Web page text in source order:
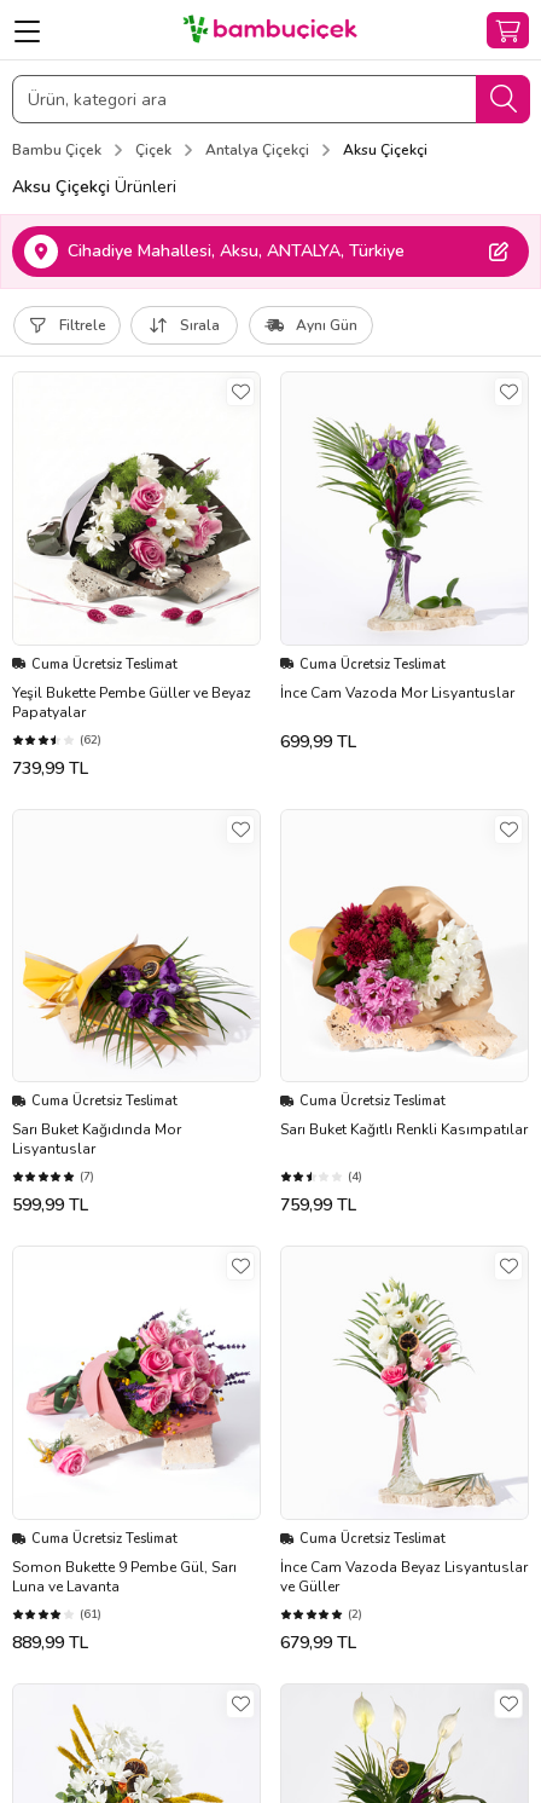
Bambu Çiçek Çiçek Antalya Çiçekçi Aksu Çiçekçi
Aksu Çiçekçi Ürünleri
Cihadiye Mahallesi, Aksu, ANTALYA, Türkiye
Filtrele Sırala Aynı Gün
Cuma Ücretsiz Teslimat
Yeşil Bukette Pembe Güller ve Beyaz
Papatyalar
(62)
739,99 TL
Cuma Ücretsiz Teslimat
İnce Cam Vazoda Mor Lisyantuslar
699,99 TL
Cuma Ücretsiz Teslimat
Sarı Buket Kağıdında Mor
Lisyantuslar
(7)
599,99 TL
Cuma Ücretsiz Teslimat
Sarı Buket Kağıtlı Renkli Kasımpatılar
(4)
759,99 TL
Cuma Ücretsiz Teslimat
Somon Bukette 9 Pembe Gül, Sarı
Luna ve Lavanta
(61)
889,99 TL
Cuma Ücretsiz Teslimat
İnce Cam Vazoda Beyaz Lisyantuslar
ve Güller
(2)
679,99 TL